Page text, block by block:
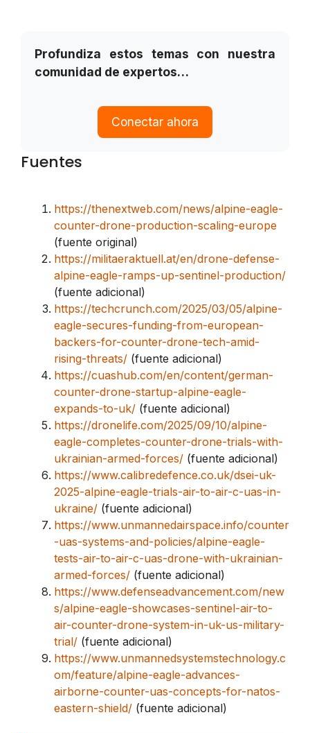
Profundiza estos temas con nuestra
comunidad de expertos…
Conectar ahora
Fuentes
https://thenextweb.com/news/alpine-eagle-
counter-drone-production-scaling-europe
(fuente original)
https://militaeraktuell.at/en/drone-defense-
alpine-eagle-ramps-up-sentinel-production/
(fuente adicional)
https://techcrunch.com/2025/03/05/alpine-
eagle-secures-funding-from-european-
backers-for-counter-drone-tech-amid-
rising-threats/ (fuente adicional)
https://cuashub.com/en/content/german-
counter-drone-startup-alpine-eagle-
expands-to-uk/ (fuente adicional)
https://dronelife.com/2025/09/10/alpine-
eagle-completes-counter-drone-trials-with-
ukrainian-armed-forces/ (fuente adicional)
https://www.calibredefence.co.uk/dsei-uk-
2025-alpine-eagle-trials-air-to-air-c-uas-in-
ukraine/ (fuente adicional)
https://www.unmannedairspace.info/counter
-uas-systems-and-policies/alpine-eagle-
tests-air-to-air-c-uas-drone-with-ukrainian-
armed-forces/ (fuente adicional)
https://www.defenseadvancement.com/new
s/alpine-eagle-showcases-sentinel-air-to-
air-counter-drone-system-in-uk-us-military-
trial/ (fuente adicional)
https://www.unmannedsystemstechnology.c
om/feature/alpine-eagle-advances-
airborne-counter-uas-concepts-for-natos-
eastern-shield/ (fuente adicional)